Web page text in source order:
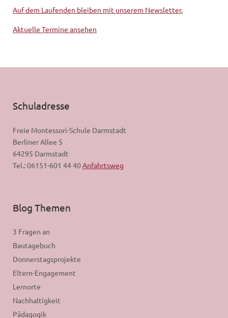
Auf dem Laufenden bleiben mit unserem Newsletter.
Aktuelle Termine ansehen
Schuladresse
Freie Montessori-Schule Darmstadt
Berliner Allee 5
64295 Darmstadt
Tel.: 06151-601 44 40Anfahrtsweg
Blog Themen
3 Fragen an
Bautagebuch
Donnerstagsprojekte
Eltern-Engagement
Lernorte
Nachhaltigkeit
Pädagogik